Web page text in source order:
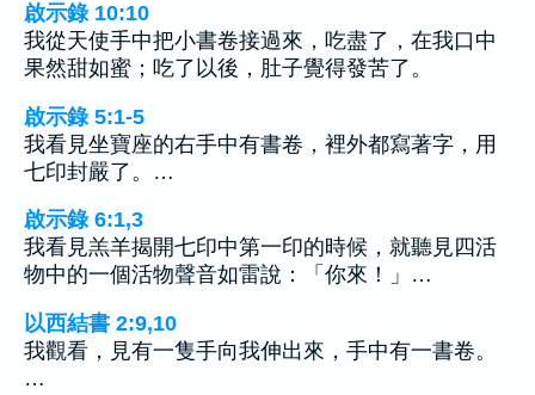
啟示錄 10:10
我從天使手中把小書卷接過來，吃盡了，在我口中
果然甜如蜜；吃了以後，肚子覺得發苦了。
啟示錄 5:1-5
我看見坐寶座的右手中有書卷，裡外都寫著字，用
七印封嚴了。…
啟示錄 6:1,3
我看見羔羊揭開七印中第一印的時候，就聽見四活
物中的一個活物聲音如雷說：「你來！」…
以西結書 2:9,10
我觀看，見有一隻手向我伸出來，手中有一書卷。
…